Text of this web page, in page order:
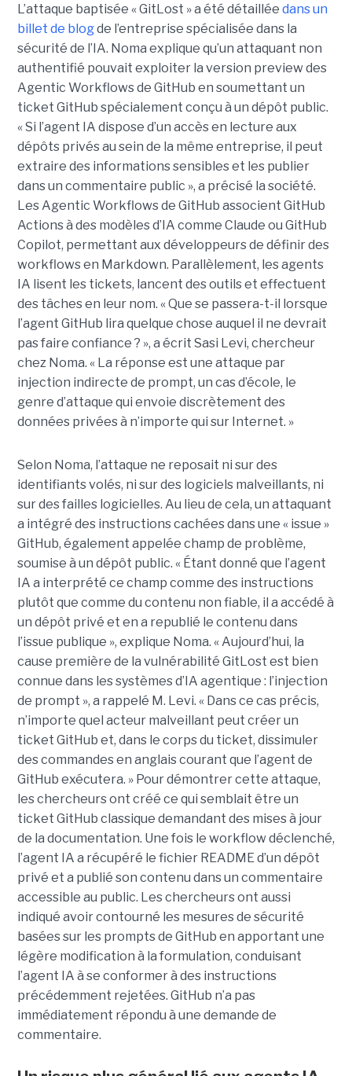
L’attaque baptisée « GitLost » a été détaillée dans un
billet de blogde l’entreprise spécialisée dans la
sécurité de l’IA. Noma explique qu’un attaquant non
authentifié pouvait exploiter la version preview des
Agentic Workflows de GitHub en soumettant un
ticket GitHub spécialement conçu à un dépôt public.
« Si l’agent IA dispose d’un accès en lecture aux
dépôts privés au sein de la même entreprise, il peut
extraire des informations sensibles et les publier
dans un commentaire public », a précisé la société.
Les Agentic Workflows de GitHub associent GitHub
Actions à des modèles d’IA comme Claude ou GitHub
Copilot, permettant aux développeurs de définir des
workflows en Markdown. Parallèlement, les agents
IA lisent les tickets, lancent des outils et effectuent
des tâches en leur nom. « Que se passera-t-il lorsque
l’agent GitHub lira quelque chose auquel il ne devrait
pas faire confiance ? », a écrit Sasi Levi, chercheur
chez Noma. « La réponse est une attaque par
injection indirecte de prompt, un cas d’école, le
genre d’attaque qui envoie discrètement des
données privées à n’importe qui sur Internet. »
Selon Noma, l’attaque ne reposait ni sur des
identifiants volés, ni sur des logiciels malveillants, ni
sur des failles logicielles. Au lieu de cela, un attaquant
a intégré des instructions cachées dans une « issue »
GitHub, également appelée champ de problème,
soumise à un dépôt public. « Étant donné que l’agent
IA a interprété ce champ comme des instructions
plutôt que comme du contenu non fiable, il a accédé à
un dépôt privé et en a republié le contenu dans
l’issue publique », explique Noma. « Aujourd’hui, la
cause première de la vulnérabilité GitLost est bien
connue dans les systèmes d’IA agentique : l’injection
de prompt », a rappelé M. Levi. « Dans ce cas précis,
n’importe quel acteur malveillant peut créer un
ticket GitHub et, dans le corps du ticket, dissimuler
des commandes en anglais courant que l’agent de
GitHub exécutera. » Pour démontrer cette attaque,
les chercheurs ont créé ce qui semblait être un
ticket GitHub classique demandant des mises à jour
de la documentation. Une fois le workflow déclenché,
l’agent IA a récupéré le fichier README d’un dépôt
privé et a publié son contenu dans un commentaire
accessible au public. Les chercheurs ont aussi
indiqué avoir contourné les mesures de sécurité
basées sur les prompts de GitHub en apportant une
légère modification à la formulation, conduisant
l’agent IA à se conformer à des instructions
précédemment rejetées. GitHub n’a pas
immédiatement répondu à une demande de
commentaire.